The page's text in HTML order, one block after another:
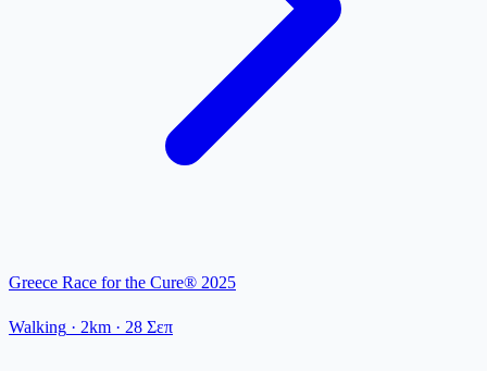
Greece Race for the Cure® 2025
Walking · 2km · 28 Σεπ